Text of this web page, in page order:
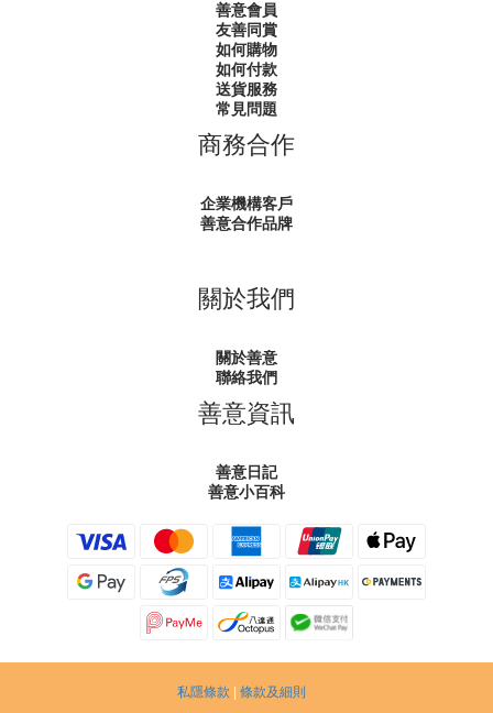
善意會員
友善同賞
如何購物
如何付款
送貨服務
常見問題
商務合作
企業機構客戶
善意合作品牌
關於我們
關於善意
聯絡我們
善意資訊
善意日記
善意小百科
私隱條款
條款及細則